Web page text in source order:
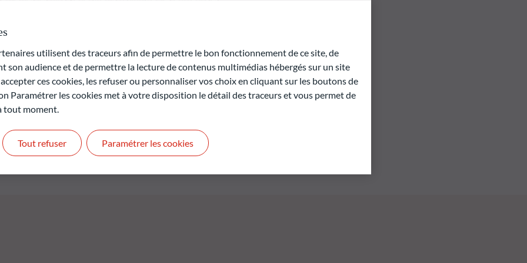
durable du fonds est de contribuer à la
découlant de la transition vers une économie bas carbone.
artificielle, une analyse ESG et carbone réduit cet
Le fonds est géré activement par l'équipe de gestion. Le
9 (1) du règlement (UE) 2019/2088 du 27 novembre 2019 sur
des services financiers (le "Règlement SFDR").
en capital.
des performances futures et ne sont pas constantes dans
utilisent des traceurs afin de permettre le bon fonctionnement de ce site, de
son audience et de permettre la lecture de contenus multimédias hébergés sur un site
ces cookies, les refuser ou personnaliser vos choix en cliquant sur les boutons de
Paramétrer les cookies met à votre disposition le détail des traceurs et vous permet de
tout moment.
Tout refuser Paramétrer les cookies